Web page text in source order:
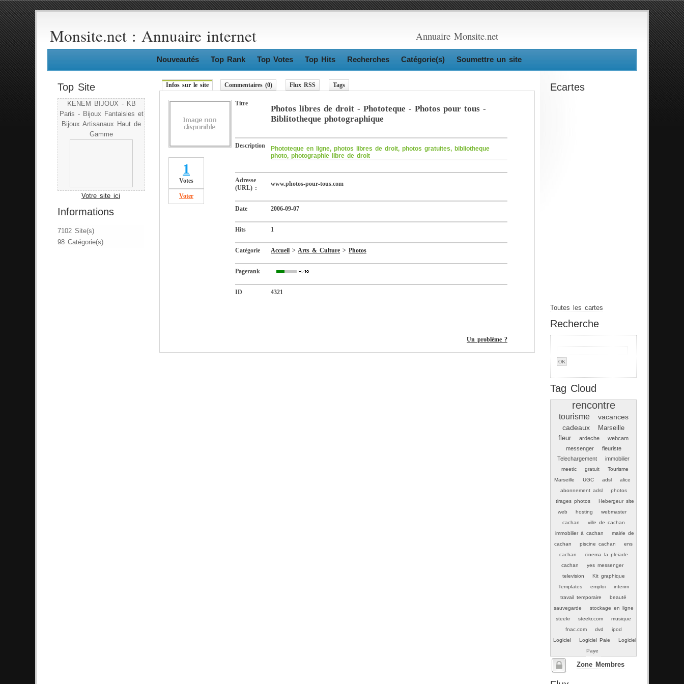
Monsite.net : Annuaire internet Annuaire Monsite.net
Nouveautés Top Rank Top Votes Top Hits Recherches Catégorie(s) Soumettre un site
Top Site
KENEM BIJOUX - KB
Paris - Bijoux Fantaisies et
Bijoux Artisanaux Haut de
Gamme
Votre site ici
Informations
7102 Site(s)
98 Catégorie(s)
Ecartes
Toutes les cartes
Recherche
Tag Cloud
rencontre
tourisme
vacances
cadeaux
Marseille
fleur
ardeche
webcam
messenger
fleuriste
Telechargement
immobilier
meetic gratuit
Tourisme
Marseille
UGC adsl
alice
abonnement adsl
photos
tirages photos
Hebergeur site
web
hosting
webmaster
cachan
ville de cachan
immobilier à cachan
mairie de
cachan
piscine cachan
ens
cachan
cinema la pleiade
cachan
yes messenger
television
Kit graphique
Templates
emploi
interim
travail temporaire
beauté
sauvegarde
stockage en ligne
steekr
steekr.com
musique
fnac.com
dvd
ipod
Logiciel
Logiciel Paie
Logiciel
Paye
Zone Membres
Infos sur le site Commentaires (0) Flux RSS Tags
1
Votes
Voter
Titre
Photos libres de droit - Phototeque - Photos pour tous -
Biblitotheque photographique
Description
Phototeque en ligne, photos libres de droit, photos gratuites, bibliotheque
photo, photographie libre de droit
Adresse
(URL) :
www.photos-pour-tous.com
Date 2006-09-07
Hits 1
Catégorie Accueil > Arts & Culture > Photos
Pagerank
ID 4321
Un problème ?